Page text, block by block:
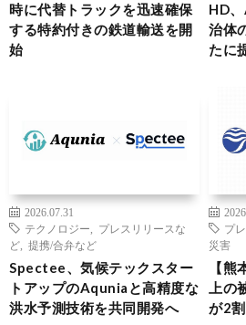
時に代替トラックを迅速確保
する特約付きの鉄道輸送を開
始
HD
治体
たに
2026.07.31
テクノロジー
プレスリリースな
ど
提携/合弁など
Spectee、気候テックスター
トアップのAquniaと高精度な
洪水予測技術を共同開発へ
プ
災害
【
上
が2割